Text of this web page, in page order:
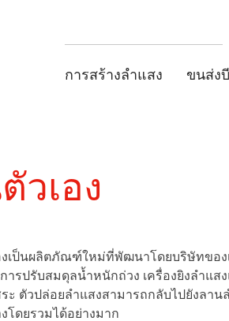
การสร้างลำแสง ขนส่ง
วเอง
เป็นผลิตภัณฑ์ใหม่ที่พัฒนาโดยบริษัทของ
ารปรับสมดุลน้ำหนักถ่วง เครื่องยิงลำแ
ะ ตัวปล่อยลำแสงสามารถกลับไปยังลา
โดยรวมได้อย่างมาก